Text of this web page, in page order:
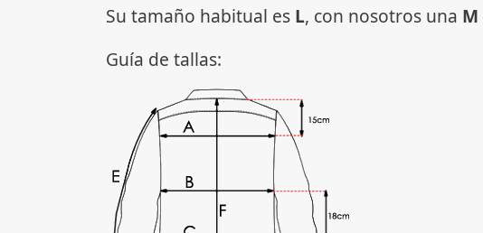
Su tamaño habitual es L, con nosotros una M
Guía de tallas: